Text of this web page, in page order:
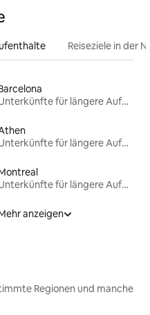
Reiseziele in der
Unterkünfte für längere Aufenthalte
Unterkünfte für längere Aufenthalte
Unterkünfte für längere Aufenthalte
anzeigen
Regionen und manche